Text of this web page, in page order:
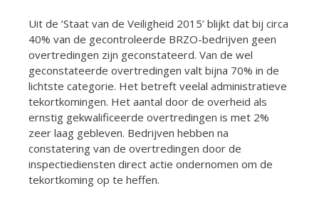
Uit de ‘Staat van de Veiligheid 2015’ blijkt dat bij circa
40% van de gecontroleerde BRZO-bedrijven geen
overtredingen zijn geconstateerd. Van de wel
geconstateerde overtredingen valt bijna 70% in de
lichtste categorie. Het betreft veelal administratieve
tekortkomingen. Het aantal door de overheid als
ernstig gekwalificeerde overtredingen is met 2%
zeer laag gebleven. Bedrijven hebben na
constatering van de overtredingen door de
inspectiediensten direct actie ondernomen om de
tekortkoming op te heffen.